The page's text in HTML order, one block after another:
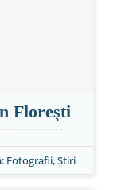
Floreşti
Fotografii,Ştiri